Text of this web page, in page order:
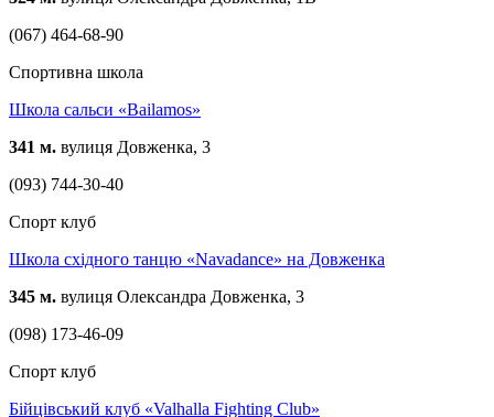
(067) 464-68-90
Спортивна школа
Школа сальси «Bailamos»
341 м. вулиця Довженка, 3
(093) 744-30-40
Спорт клуб
Школа східного танцю «Navadance» на Довженка
345 м. вулиця Олександра Довженка, 3
(098) 173-46-09
Спорт клуб
Бійцівський клуб «Valhalla Fighting Club»